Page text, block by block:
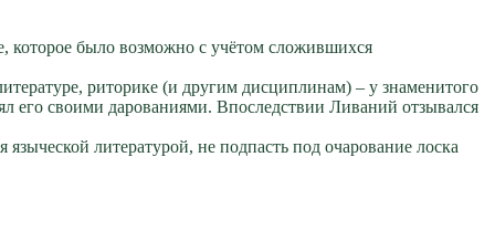
которое было возможно с учётом сложившихся
риторике (и другим дисциплинам) – у знаменитого
его своими дарованиями. Впоследствии Ливаний отзывался
литературой, не подпасть под очарование лоска